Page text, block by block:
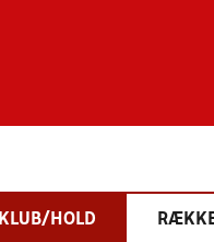
KLUB/HOLD